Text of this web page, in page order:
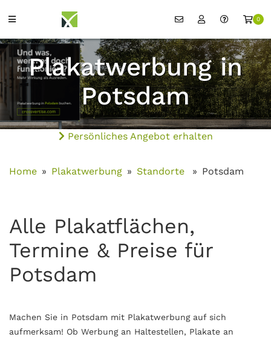
0
Plakatwerbung in
Potsdam
Persönliches Angebot erhalten
Home Plakatwerbung Standorte Potsdam
Alle Plakatflächen,
Termine & Preise für
Potsdam
Machen Sie in Potsdam mit Plakatwerbung auf sich
aufmerksam! Ob Werbung an Haltestellen, Plakate an